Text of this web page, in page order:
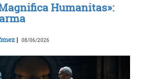
Humanitas»:
| 08/06/2026